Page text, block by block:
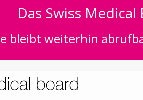
Das Swiss
bleibt weiterhin